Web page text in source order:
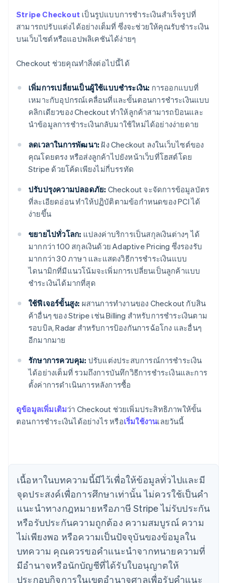
Stripe Checkout เป็นรูปแบบการชำระเงินสำเร็จรูปที่
สามารถปรับแต่งได้อย่างเต็มที่ ซึ่งจะช่วยให้คุณรับชำระเงิน
บนเว็บไซต์หรือแอปพลิเคชันได้ง่ายๆ
Checkout ช่วยคุณทำสิ่งต่อไปนี้ได้
เพิ่มการเปลี่ยนเป็นผู้ใช้แบบชำระเงิน: การออกแบบที่
เหมาะกับอุปกรณ์เคลื่อนที่และขั้นตอนการชำระเงินแบบ
คลิกเดียวของ Checkout ทำให้ลูกค้าสามารถป้อนและ
นำข้อมูลการชำระเงินกลับมาใช้ใหม่ได้อย่างง่ายดาย
ลดเวลาในการพัฒนา: ฝัง Checkout ลงในเว็บไซต์ของ
คุณโดยตรง หรือส่งลูกค้าไปยังหน้าเว็บที่โฮสต์โดย
Stripe ด้วยโค้ดเพียงไม่กี่บรรทัด
ปรับปรุงความปลอดภัย: Checkout จะจัดการข้อมูลบัตร
ที่ละเอียดอ่อน ทำให้ปฏิบัติตามข้อกำหนดของ PCI ได้
ง่ายขึ้น
ขยายไปทั่วโลก: แปลงค่าบริการเป็นสกุลเงินต่างๆ ได้
มากกว่า 100 สกุลเงินด้วย Adaptive Pricing ซึ่งรองรับ
มากกว่า 30 ภาษา และแสดงวิธีการชำระเงินแบบ
ไดนามิกที่มีแนวโน้มจะเพิ่มการเปลี่ยนเป็นลูกค้าแบบ
ชำระเงินได้มากที่สุด
ใช้ฟีเจอร์ขั้นสูง: ผสานการทำงานของ Checkout กับสิน
ค้าอื่นๆ ของ Stripe เช่น Billing สำหรับการชำระเงินตาม
รอบบิล, Radar สำหรับการป้องกันการฉ้อโกง และอื่นๆ
อีกมากมาย
รักษาการควบคุม: ปรับแต่งประสบการณ์การชำระเงิน
ได้อย่างเต็มที่ รวมถึงการบันทึกวิธีการชำระเงินและการ
ตั้งค่าการดำเนินการหลังการซื้อ
ดูข้อมูลเพิ่มเติมว่า Checkout ช่วยเพิ่มประสิทธิภาพให้ขั้น
ตอนการชำระเงินได้อย่างไร หรือเริ่มใช้งานเลยวันนี้
เนื้อหาในบทความนี้มีไว้เพื่อให้ข้อมูลทั่วไปและมี
จุดประสงค์เพื่อการศึกษาเท่านั้น ไม่ควรใช้เป็นคํา
แนะนําทางกฎหมายหรือภาษี Stripe ไม่รับประกัน
หรือรับประกันความถูกต้อง ความสมบูรณ์ ความ
ไม่เพียงพอ หรือความเป็นปัจจุบันของข้อมูลใน
บทความ คุณควรขอคําแนะนําจากทนายความที่
มีอํานาจหรือนักบัญชีที่ได้รับใบอนุญาตให้
ประกอบกิจการในเขตอํานาจศาลเพื่อรับคําแนะ
English 简体中文
แคนาดา
English Français
โครเอเชีย
EnglishItaliano
จีนแผ่นดินใหญ่
简体中文English
ไซปรัส
ญี่ปุ่น